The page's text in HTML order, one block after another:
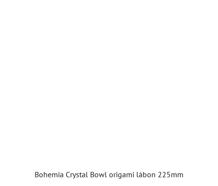
Bohemia Crystal Bowl origami lábon 225mm